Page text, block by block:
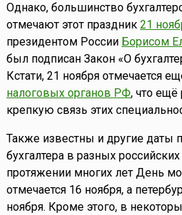
Однако, большинство
отмечают этот праздник 21
президентом России Борисом
был подписан Закон «О
Кстати, 21 ноября отмечается
налоговых органов РФ, что ещё
крепкую связь этих
Также известны и другие даты
бухгалтера в разных
протяжении многих лет День
отмечается 16 ноября, а
ноября. Кроме этого, в